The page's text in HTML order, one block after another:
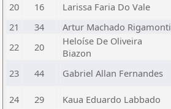
20
16 Larissa Faria Do Vale
21
34 Artur Machado Rigamonti
22
20
Heloíse De Oliveira
Biazon
23 44 Gabriel Allan Fernandes
24 29 Kaua Eduardo Labbado